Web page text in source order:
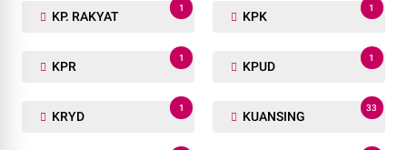
KP. RAKYAT
1
KPK
1
KPR
1
KPUD
1
KRYD
1
KUANSING
33